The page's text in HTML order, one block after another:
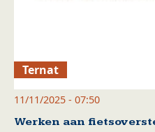
Ternat
11/11/2025 - 07:50
Werken aan